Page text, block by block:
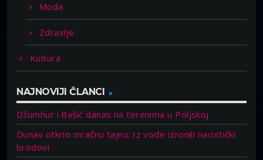
Moda
Zdravlje
Kultura
NAJNOVIJI ČLANCI
Džumhur i Bašić danas na terenima u Poljskoj
Dunav otkrio mračnu tajnu: Iz vode izronili nacistički
brodovi